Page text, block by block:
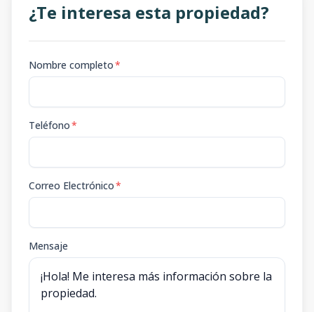
¿Te interesa esta propiedad?
Nombre completo*
Teléfono*
Correo Electrónico*
Mensaje